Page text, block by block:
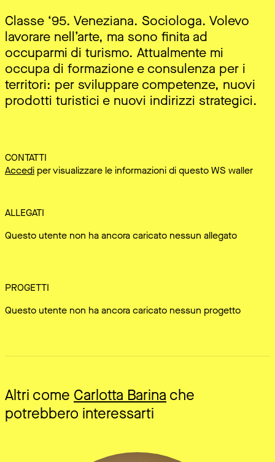
Classe ‘95. Veneziana. Sociologa. Volevo
lavorare nell’arte, ma sono finita ad
occuparmi di turismo. Attualmente mi
occupa di formazione e consulenza per i
territori: per sviluppare competenze, nuovi
prodotti turistici e nuovi indirizzi strategici.
CONTATTI
Accedi per visualizzare le informazioni di questo WS waller
ALLEGATI
Questo utente non ha ancora caricato nessun allegato
PROGETTI
Questo utente non ha ancora caricato nessun progetto
Altri come Carlotta Barina che
potrebbero interessarti